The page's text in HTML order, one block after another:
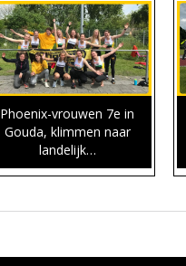
Phoenix-vrouwen 7e in
Gouda, klimmen naar
landelijk…